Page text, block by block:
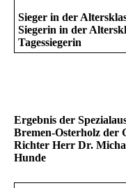
Sieger in der
Siegerin in der
Tagessiegerin
Ergebnis der
Bremen-Osterholz der
Richter Herr Dr.
Hunde